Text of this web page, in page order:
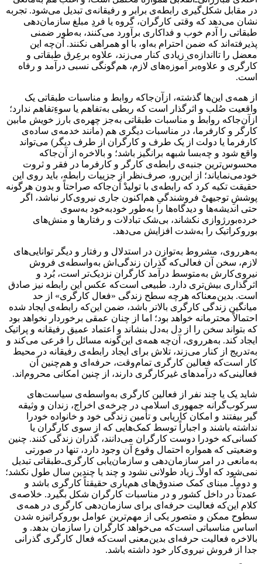
در مقابل شکل‌گیری رابطه‌ی برابر و رفیقانه‌ی تبدیل می‌شود. تجربه
نشان می‌دهد که وقتی کارگران، گروه یا فردِ مبلغ سازمان‌دهی
طبقاتی را آدم خوب و فداکاری برآورد می‌کنند، به‌طور ضمنی
پذیرفته‌اند که ضمن احترام به‌او، با او همراهی نکنند. آن‌چه این
معضل را تااندازه‌ی زیادی کنار می‌زند، علاوه برعِرق طبقاتی و
کارگری و علاوه‌بر آموزه‌های لازم، هم‌گونگی نسبی درآمد و رفاه
است.
از همه‌ی این‌ها گذشته، ازآن‌جاکه روابط و مناسبات طبقاتی یک
واقعیت صُلب و اثرگذار است که ربطی به‌تفاهم یا سوءِتفاهم ندارد؛
ازآن‌جاکه روابط و مناسبات طبقاتی به‌جز چهره‌ی بارز خویش مابین
کارگر و کارفرما، در مناسبات دیگری هم (مانند خدمه‌ی ساده‌ی
کارفرما یا دولت از یک طرف و کارگران از طرف دیگر) می‌تواند
واقع شود و چه‌بسا شبهه برانگیز باشد؛ و بالاخره از آن‌جاکه
محسوس‌ترین جنبه‌ی رابطه‌ی کارگر و کارفرما در فقر و ثروت
خودمی‌نمایاند؛ از این‌رو، صرف‌نظر از ‌جزییات رابطه، باید روی این
حقیقت تکیه کرد که رابطه‌ی با تولیدْ آن‌جا‌که صراحتاً و بدون هرگونه
پوششِ توجیهیْ فروشندگیِ هم‌اکنون جاری نیروی‌کار نباشد، اگر
حتی اندیشه‌ها و دیدگاه‌ها را به‌طور خودبه‌خود به‌سوی
خرده‌بورژوازی نکشاند، بی‌شک تبادلات و رفتارها و منش‌های
بوروکراتیک را به‌شدت افزایش می‌دهد.
به‌هرروی، مشروط به‌توازن در استدلال و رفتار و دیگر توانایی‌های
لازم، سخن آن فعالی‌که گذران زندگی‌اش به‌واسطه‌ی فروش
نیروی‌کارش به‌متوسط درآمد کارگران نزدیک‌تر است، بُرد و
اثرگذاری بیش‌تری دارد. طبیعی است‌که عکس این رابطه نیز صادق
است. بدین‌معناکه هرچه سطح زندگی «فعال کارگری» از حد
میانگین زندگی کارگری بالاتر باشد، ضمن این‌که رابطه‌ی ایجاد شده
احتمالاً محترمانه خواهد بود؛ اما از چنان عمقی برخوردار نخواهد بود
که بتواند سخن را از دل به‌دل بنشاند و اعتماد عمیق رفیقانه‌ و پراتیک
ایجاد کند. به‌هرروی، آن‌چه همه‌ی این‌گونه مسائل را فرعی می‌کند و
به‌تدریج از کنار می‌زند، تلاش برای ایجاد رابطه‌ی رفیقانه در محیط
کار است‌که فعالین کارگری تمام‌وقت، حرفه‌ای و هم‌چنین آن
فعالینی‌که درآمدهای غیرکارگری دارند، از چنین امکانی محروم‌اند.
شاید یک یا چند نفر از فعالین کارگری به‌واسطه‌ی سیاست‌های
سرکوب‌گرانه جمهوری اسلامی در چرخه‌ی اخراج، زندان و وثیقه
گیر بیفتند و امکان کاریابی و تأمین زندگی خود و خانواده‌ خودرا
نداشته باشند و اجباراً توسط کمک‌هایی که از سوی کارگران یا
کسانی‌که خودرا دوست کارگران می‌دانند، گذران زندگی ‌کنند. چنین
وضعیتی که همواره احتمال وقوع آن وجود دارد، تنها در صورتی
به‌مانعی در امر سازمان‌دهی و سازمان‌یابی کارگری‌ـ‌طبقاتی تبدیل
نمی‌شود که اولاً‌ـ زیاد طولانی نشود و ‌چند یا چندین سال طول نکشد؛
و دوماً‌ـ مبنای کمک صندوق‌های هم‌یاری حقیقتاً کارگری باشد و
عمدتاً در داخل کشور و در مناسبات کارگران شکل بگیرد. خلاصه‌ی
کلام این‌که فعالیت حرفه‌ای برای سازمان‌دهی کارگری در همه‌ی
سطوح ممکن و متصور یکی از مهم‌ترین عوامل بوروکراتیزه شدن
اساس مناسباتی است‌که می‌خواهد کارگران را سازمان بدهد. و
بالاخره فعالیت حرفه‌ای بدین‌معنی است‌که فعال کارگری گذرانی
جدا از فروش نیروی‌کار خود داشته باشد.